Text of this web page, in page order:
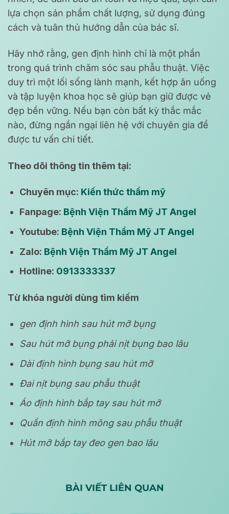
lựa chọn sản phẩm chất lượng, sử dụng đúng
cách và tuân thủ hướng dẫn của bác sĩ.
Hãy nhớ rằng, gen định hình chỉ là một phần
trong quá trình chăm sóc sau phẫu thuật. Việc
duy trì một lối sống lành mạnh, kết hợp ăn uống
và tập luyện khoa học sẽ giúp bạn giữ được vẻ
đẹp bền vững. Nếu bạn còn bất kỳ thắc mắc
nào, đừng ngần ngại liên hệ với chuyên gia để
được tư vấn chi tiết.
Theo dõi thông tin thêm tại:
Chuyên mục: Kiến thức thẩm mỹ
Fanpage: Bệnh Viện Thẩm Mỹ JT Angel
Youtube: Bệnh Viện Thẩm Mỹ JT Angel
Zalo: Bệnh Viện Thẩm Mỹ JT Angel
Hotline: 0913333337
Từ khóa người dùng tìm kiếm
gen định hình sau hút mỡ bụng
Sau hút mỡ bụng phải nịt bụng bao lâu
Dài định hình bụng sau hút mỡ
Đai nịt bụng sau phẫu thuật
Áo định hình bắp tay sau hút mỡ
Quần định hình mông sau phẫu thuật
Hút mỡ bắp tay đeo gen bao lâu
BÀI VIẾT LIÊN QUAN